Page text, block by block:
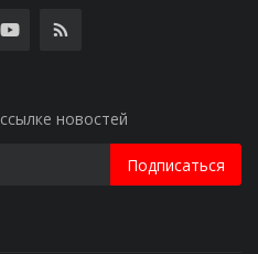
новостей
Подписаться